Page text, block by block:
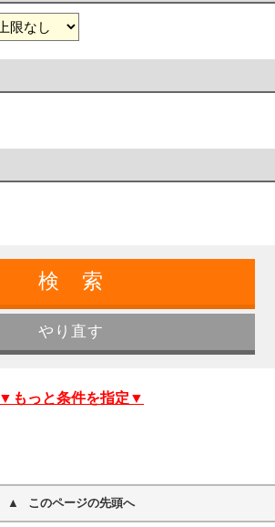
▼もっと条件を指定▼
このページの先頭へ